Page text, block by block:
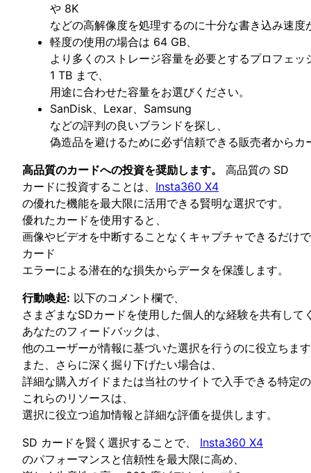
や 8K
などの高解像度を処理するのに十分な書き込み速
軽度の使用の場合は 64 GB、
より多くのストレージ容量を必要とするプロフェッ
1 TB まで、
用途に合わせた容量をお選びください。
SanDisk、Lexar、Samsung
などの評判の良いブランドを探し、
偽造品を避けるために必ず信頼できる販売者からカ
高品質のカードへの投資を奨励します。
高品質の SD
カードに投資することは、 Insta360 X4
の優れた機能を最大限に活用できる賢明な選択です。
優れたカードを使用すると、
画像やビデオを中断することなくキャプチャできるだけ
カード
エラーによる潜在的な損失からデータを保護します。
行動喚起: 以下のコメント欄で、
さまざまなSDカードを使用した個人的な経験を共有して
あなたのフィードバックは、
他のユーザーが情報に基づいた選択を行うのに役立ちま
また、さらに深く掘り下げたい場合は、
詳細な購入ガイドまたは当社のサイトで入手できる特定
これらのリソースは、
選択に役立つ追加情報と詳細な評価を提供します。
SD カードを賢く選択することで、 Insta360 X4
のパフォーマンスと信頼性を最大限に高め、